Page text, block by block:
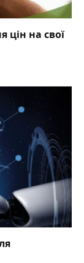
цін на свої